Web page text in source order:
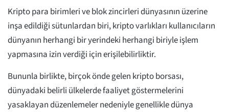
Kripto para birimleri ve blok zincirleri dünyasının üzerine
inşa edildiği sütunlardan biri, kripto varlıkları kullanıcıların
dünyanın herhangi bir yerindeki herhangi biriyle işlem
yapmasına izin verdiği için erişilebilirliktir.
Bununla birlikte, birçok önde gelen kripto borsası,
dünyadaki belirli ülkelerde faaliyet göstermelerini
yasaklayan düzenlemeler nedeniyle genellikle dünya